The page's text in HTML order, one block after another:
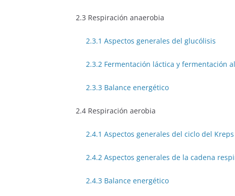
2.3 Respiración anaerobia
2.3.1 Aspectos generales del glucólisis
2.3.2 Fermentación láctica y fermentación
2.3.3 Balance energético
2.4 Respiración aerobia
2.4.1 Aspectos generales del ciclo del Kreps
2.4.2 Aspectos generales de la cadena
2.4.3 Balance energético